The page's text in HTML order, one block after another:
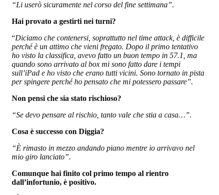
“Li userò sicuramente nel corso del fine settimana”.
Hai provato a gestirti nei turni?
“Diciamo che contenersi, soprattutto nel time attack, è difficile
perché è un attimo che vieni fregato. Dopo il primo tentativo
ho visto la classifica, avevo fatto un buon tempo in 57.1, ma
quando sono arrivato al box mi sono fatto dare i tempi
sull’iPad e ho visto che erano tutti vicini. Sono tornato in pista
per spingere perché ho pensato che mi potessero passare”.
Non pensi che sia stato rischioso?
“Se devo pensare al rischio, tanto vale che stia a casa…”.
Cosa è successo con Diggia?
“È rimasto in mezzo andando piano mentre io arrivavo nel
mio giro lanciato”.
Comunque hai finito col primo tempo al rientro
dall’infortunio, è positivo.